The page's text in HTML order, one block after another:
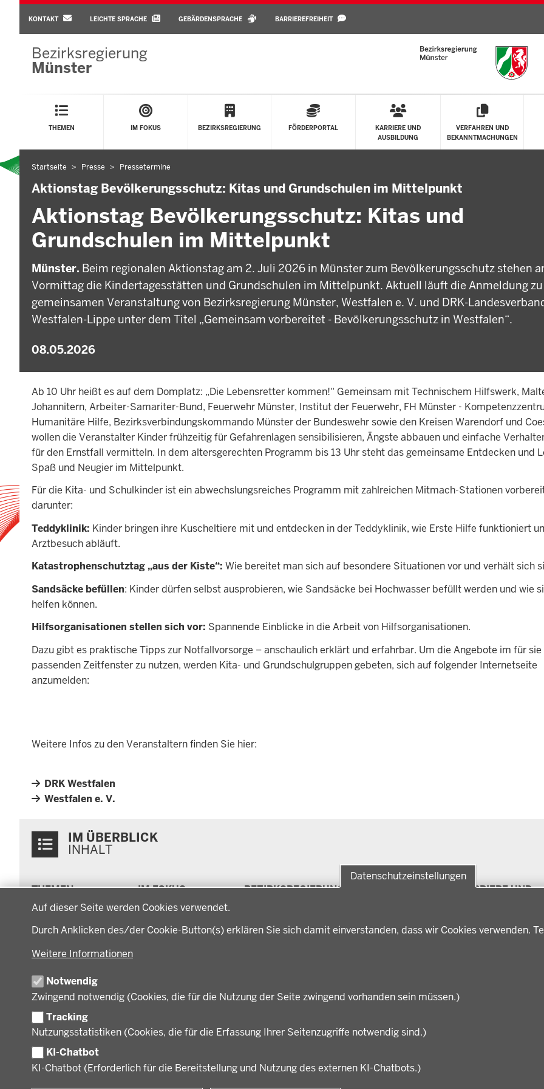
Datenschutzeinstellungen
Auf dieser Seite werden Cookies verwendet.
Durch Anklicken des/der Cookie-Button(s) erklären Sie sich damit einverstanden, dass wir Cookies verwenden.
Weitere Informationen
Notwendig
Zwingend notwendig (Cookies, die für die Nutzung der Seite zwingend vorhanden sein müssen.)
Tracking
Nutzungsstatistiken (Cookies, die für die Erfassung Ihrer Seitenzugriffe notwendig sind.)
KI-Chatbot
KI-Chatbot (Erforderlich für die Bereitstellung und Nutzung des externen KI-Chatbots.)
SPRACHEN
KONTAKT LEICHTE SPRACHE GEBÄRDENSPRACHE BARRIEREFREIHEIT
Bezirksregierung
Münster
THEMEN IM FOKUS BEZIRKSREGIERUNG FÖRDERPORTAL
KARRIERE UND
AUSBILDUNG
VERFAHREN UND
BEKANNTMACHUNGEN
Sie
befinden
hier
Startseite Presse Pressetermine
Aktionstag Bevölkerungsschutz: Kitas und Grundschulen im Mittelpunkt
Aktionstag Bevölkerungsschutz: Kitas und
Grundschulen im Mittelpunkt
Münster. Beim regionalen Aktionstag am 2. Juli 2026 in Münster zum Bevölkerungsschutz stehen
Vormittag die Kindertagesstätten und Grundschulen im Mittelpunkt. Aktuell läuft die Anmeldung
gemeinsamen Veranstaltung von Bezirksregierung Münster, Westfalen e. V. und DRK-
Westfalen-Lippe unter dem Titel „Gemeinsam vorbereitet - Bevölkerungsschutz in Westfalen“.
08.05.2026
Ab 10 Uhr heißt es auf dem Domplatz: „Die Lebensretter kommen!“ Gemeinsam mit Technischem Hilfswerk,
Johannitern, Arbeiter-Samariter-Bund, Feuerwehr Münster, Institut der Feuerwehr, FH Münster -
Humanitäre Hilfe, Bezirksverbindungskommando Münster der Bundeswehr sowie den Kreisen Warendorf und
wollen die Veranstalter Kinder frühzeitig für Gefahrenlagen sensibilisieren, Ängste abbauen und einfache
für den Ernstfall vermitteln. In dem altersgerechten Programm bis 13 Uhr steht das gemeinsame Entdecken und
Spaß und Neugier im Mittelpunkt.
Für die Kita- und Schulkinder ist ein abwechslungsreiches Programm mit zahlreichen Mitmach-Stationen
darunter:
Teddyklinik: Kinder bringen ihre Kuscheltiere mit und entdecken in der Teddyklinik, wie Erste Hilfe funktioniert
Arztbesuch abläuft.
Katastrophenschutztag „aus der Kiste“: Wie bereitet man sich auf besondere Situationen vor und verhält sich
Sandsäcke befüllen: Kinder dürfen selbst ausprobieren, wie Sandsäcke bei Hochwasser befüllt werden und wie
helfen können.
Hilfsorganisationen stellen sich vor: Spannende Einblicke in die Arbeit von Hilfsorganisationen.
Dazu gibt es praktische Tipps zur Notfallvorsorge – anschaulich erklärt und erfahrbar. Um die Angebote im für sie
passenden Zeitfenster zu nutzen, werden Kita- und Grundschulgruppen gebeten, sich auf folgender Internetseite
anzumelden:
Weitere Infos zu den Veranstaltern finden Sie hier:
DRK Westfalen
Westfalen e. V.
Inhalte
IM ÜBERBLICK
INHALT
in
der
THEMEN
Arbeitsschutz, Ordnung
und Sicherheit
Bauen, Planen und
Bildung, Schule und
Sport
Gesundheit und Soziales
Regionalplanung und
Regionalrat
Umwelt und Natur
Wirtschaft, Kultur und
Kommunales
IM FOKUS
Energiewende AG
Region
BEZIRKSREGIERUNG
Münster
KARRIERE UND
Ausbildung